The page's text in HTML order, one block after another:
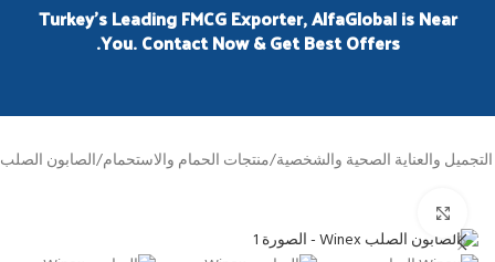
Turkey’s Leading FMCG Exporter, AlfaGlobal is Near
You. Contact Now & Get Best Offers.
والعناية الصحية والشخصية/منتجات الحمام والاستحمام/الصابون الصلب